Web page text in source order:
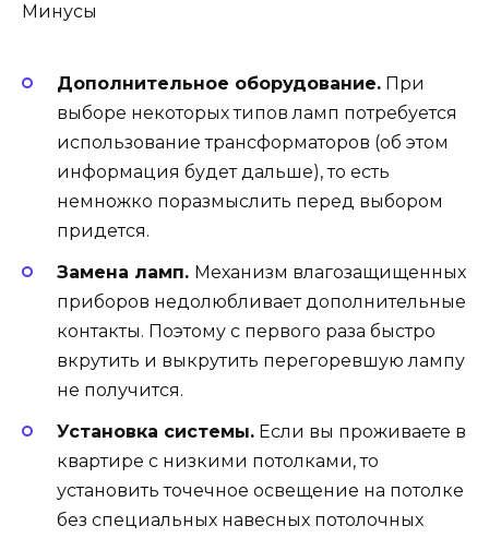
Минусы
Дополнительное оборудование. При
выборе некоторых типов ламп потребуется
использование трансформаторов (об этом
информация будет дальше), то есть
немножко поразмыслить перед выбором
придется.
Замена ламп. Механизм влагозащищенных
приборов недолюбливает дополнительные
контакты. Поэтому с первого раза быстро
вкрутить и выкрутить перегоревшую лампу
не получится.
Установка системы. Если вы проживаете в
квартире с низкими потолками, то
установить точечное освещение на потолке
без специальных навесных потолочных